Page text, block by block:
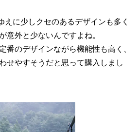
えに少しクセのあるデザインも多く
意外と少ないんですよね。
番のデザインながら機能性も高く、
せやすそうだと思って購入しまし